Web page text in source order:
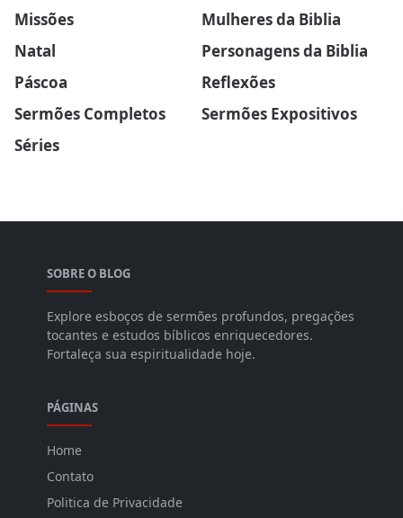
Missões
Mulheres da Biblia
Natal
Personagens da Biblia
Páscoa
Reflexões
Sermões Completos
Sermões Expositivos
Séries
SOBRE O BLOG
Explore esboços de sermões profundos, pregações
tocantes e estudos bíblicos enriquecedores.
Fortaleça sua espiritualidade hoje.
PÁGINAS
Home
Contato
Politica de Privacidade